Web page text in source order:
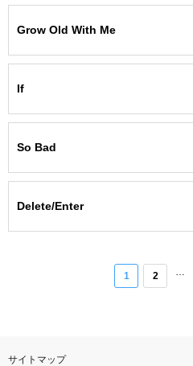
Grow Old With Me
If
So Bad
Delete/Enter
1 2
サイトマップ